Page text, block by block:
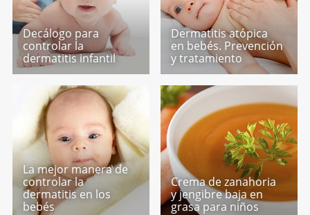
Decálogo para
controlar la
dermatitis infantil
Dermatitis atópica
en bebés. Prevención
y tratamiento
La mejor manera de
controlar la
dermatitis en los
bebés
Crema de zanahoria
y jengibre baja en
grasa para niños